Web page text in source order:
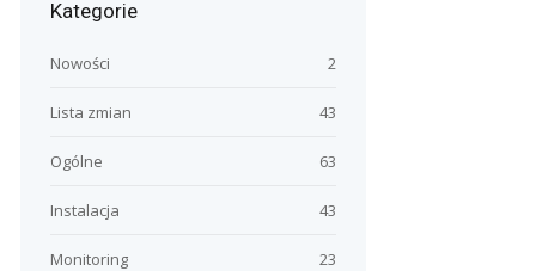
Kategorie
2
Nowości
43
Lista zmian
63
Ogólne
43
Instalacja
23
Monitoring